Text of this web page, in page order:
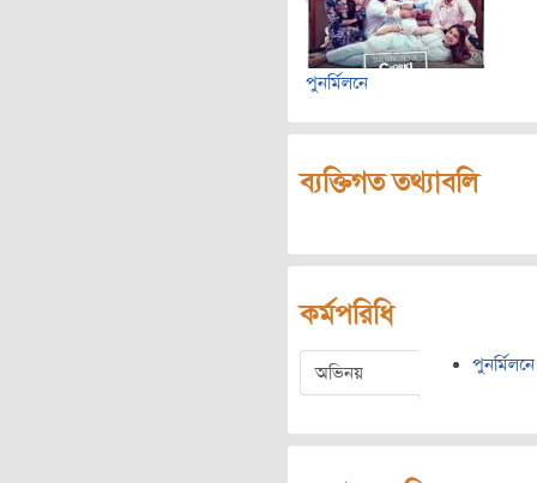
পুনর্মিলনে
ব্যক্তিগত তথ্যাবলি
কর্মপরিধি
অভিনয় পুনর্মিলনে